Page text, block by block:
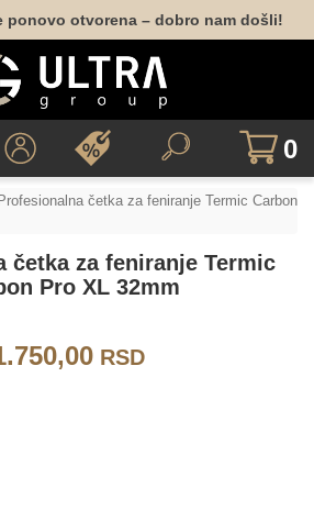
ponovo otvorena – dobro nam došli!
0
Profesionalna četka za feniranje Termic Carbon
četka za feniranje Termic
Pro XL 32mm
RSD